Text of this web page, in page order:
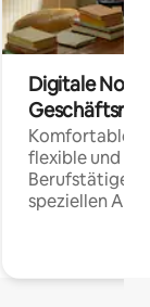
Digitale
Komfortable
flexible und
Berufstätige
speziellen